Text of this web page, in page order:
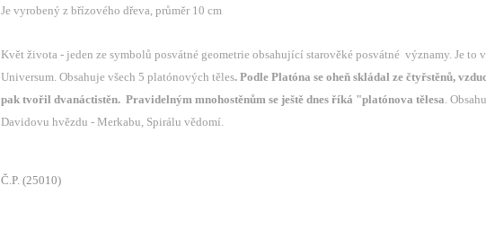
Je vyrobený z břízového dřeva, průměr 10 cm
Květ života - jeden ze symbolů posvátné geometrie obsahující starověké posvátné významy. Je
Universum. Obsahuje všech 5 platónových těles. Podle Platóna se oheň skládal ze čtyřstěnů,
pak tvořil dvanáctistěn. Pravidelným mnohostěnům se ještě dnes říká "platónova tělesa .
Davidovu hvězdu - Merkabu, Spirálu vědomí.
Č.P. (25010)